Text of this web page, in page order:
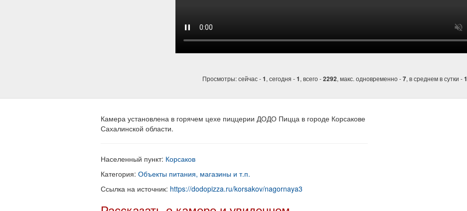
Просмотры: сейчас -1, сегодня -1, всего -2292, макс. одновременно -7, в среднем в сутки -1
Камера установлена в горячем цехе пиццерии ДОДО Пицца в городе Корсакове
Сахалинской области.
Населенный пункт: Корсаков
Категория: Объекты питания, магазины и т.п.
Ссылка на источник: https://dodopizza.ru/korsakov/nagornaya3